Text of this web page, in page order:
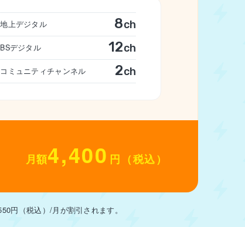
地上デジタル 8ch
BSデジタル 12ch
コミュニティチャンネル 2ch
月額4,400 円（税込）
円（税込）/月が割引されます。